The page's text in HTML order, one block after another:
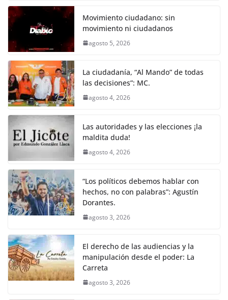
Movimiento ciudadano: sin
movimiento ni ciudadanos
agosto 5, 2026
La ciudadanía, “Al Mando” de todas
las decisiones”: MC.
agosto 4, 2026
Las autoridades y las elecciones ¡la
maldita duda!
agosto 4, 2026
“Los políticos debemos hablar con
hechos, no con palabras”: Agustín
Dorantes.
agosto 3, 2026
El derecho de las audiencias y la
manipulación desde el poder: La
Carreta
agosto 3, 2026